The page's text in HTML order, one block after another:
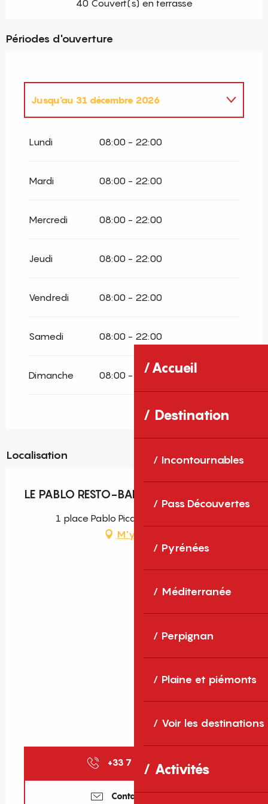
Accueil
Destination
Incontournables
Pass Découvertes
Pyrénées
Méditerranée
Perpignan
Plaine et piémonts
Voir les destinations
Activités
40 Couvert(s) en terrasse
Périodes d'ouverture
Jusqu'au 31 décembre 2026
Lundi 08:00 - 22:00
Mardi 08:00 - 22:00
Mercredi 08:00 - 22:00
Jeudi 08:00 - 22:00
Vendredi 08:00 - 22:00
Samedi 08:00 - 22:00
Dimanche 08:00 - 22:00
Localisation
LE PABLO RESTO-BAR
1 place Pablo Picasso, 66400 Céret
M'y rendre
+33 7 86 72 11 ▒▒
Contactez-nous